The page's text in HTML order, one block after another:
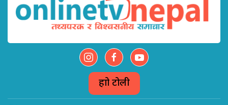
हाम्रो टोली